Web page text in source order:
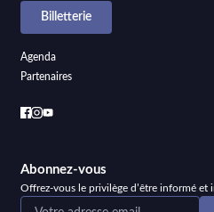
Billetterie
Agenda
Partenaires
Abonnez-vous
Offrez-vous le privilège d’être informé et